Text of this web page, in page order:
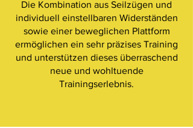
Die Kombination aus Seilzügen und
individuell einstellbaren Widerständen
sowie einer beweglichen Plattform
ermöglichen ein sehr präzises Training
und unterstützen dieses überraschend
neue und wohltuende
Trainingserlebnis.